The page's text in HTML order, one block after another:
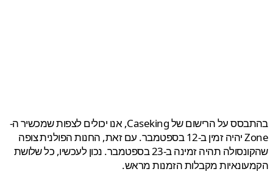
בהתבסס על הרישום של Caseking, אנו יכולים לצפות שמכשיר ה-
Zone יהיה זמין ב-12 בספטמבר. עם זאת, החנות הפולנית צופה
שהקונסולה תהיה זמינה ב-23 בספטמבר. נכון לעכשיו, כל שלושת
מקבלות הזמנות מראש.